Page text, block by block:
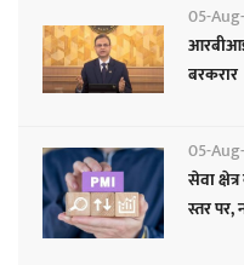
05-
बरकरार
05-
सेवा
स्तर पर,